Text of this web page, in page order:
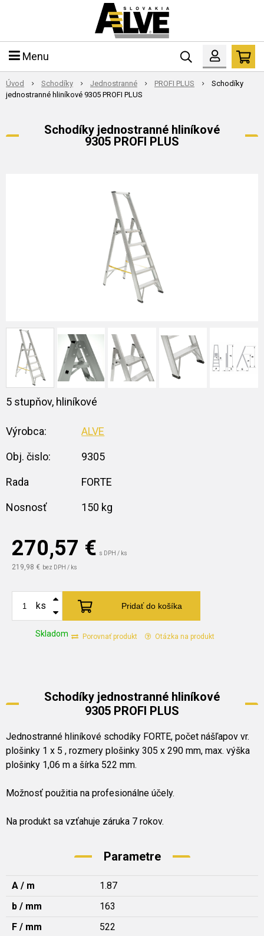
Menu
Úvod Schodíky Jednostranné PROFI PLUS
Schodíky
jednostranné hliníkové 9305 PROFI PLUS
Schodíky jednostranné hliníkové
9305 PROFI PLUS
270,57 € s DPH / ks
219,98 € bez DPH / ks
Skladom
ks Pridať do košíka
Porovnať produkt Otázka na produkt
5 stupňov, hliníkové
Výrobca: ALVE
Obj. čislo: 9305
Rada FORTE
Nosnosť 150 kg
Schodíky jednostranné hliníkové
9305 PROFI PLUS
Jednostranné hliníkové schodíky FORTE, počet nášľapov vr.
plošinky 1 x 5 , rozmery plošinky 305 x 290 mm, max. výška
plošinky 1,06 m a šírka 522 mm.
Možnosť použitia na profesionálne účely.
Na produkt sa vzťahuje záruka 7 rokov.
Parametre
A / m
1.87
b / mm
163
F / mm
522